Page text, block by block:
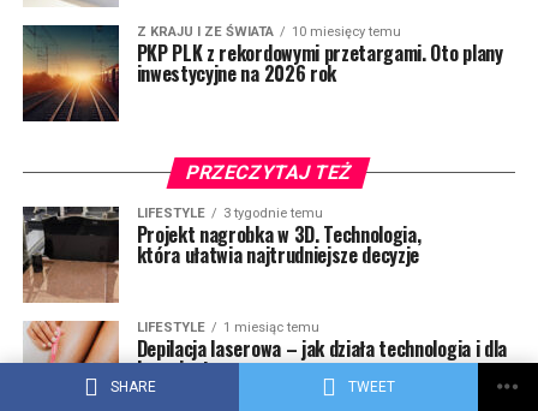
SHARE TWEET
Z KRAJU I ZE ŚWIATA 10 miesięcy temu
PKP PLK z rekordowymi przetargami. Oto plany
inwestycyjne na 2026 rok
PRZECZYTAJ TEŻ
LIFESTYLE 3 tygodnie temu
Projekt nagrobka w 3D. Technologia,
która ułatwia najtrudniejsze decyzje
LIFESTYLE 1 miesiąc temu
Depilacja laserowa – jak działa technologia i dla
kogo jest przeznaczona